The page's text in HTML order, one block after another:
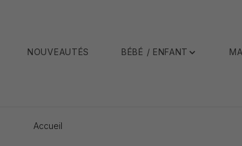
NOUVEAUTÉS BÉBÉ / ENFANT
Accueil